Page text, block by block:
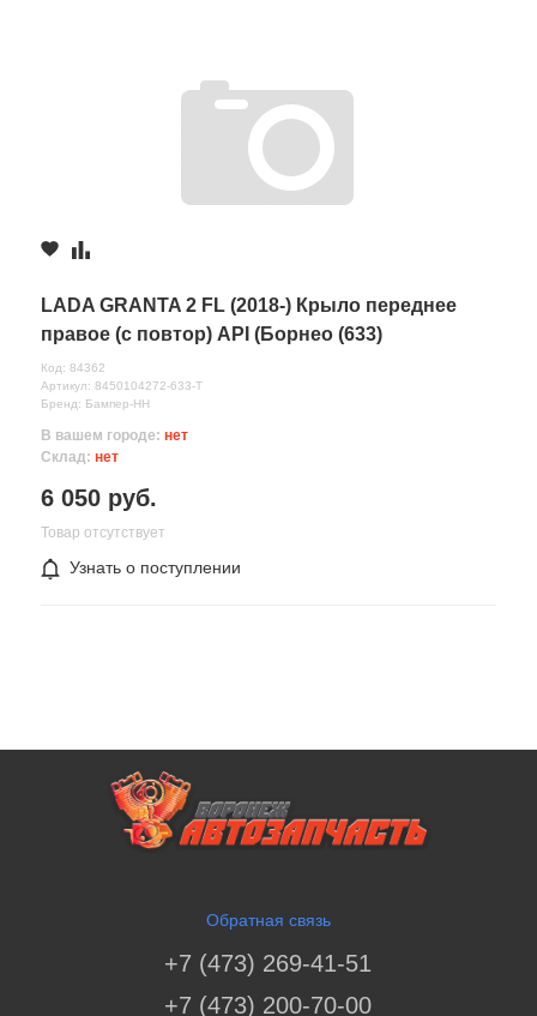
LADA GRANTA 2 FL (2018-) Крыло переднее
правое (с повтор) API (Борнео (633)
Код: 84362
Артикул: 8450104272-633-Т
Бренд: Бампер-НН
В вашем городе: нет
Склад: нет
6 050 руб.
Товар отсутствует
Узнать о поступлении
Обратная связь
+7 (473) 269-41-51
+7 (473) 200-70-00